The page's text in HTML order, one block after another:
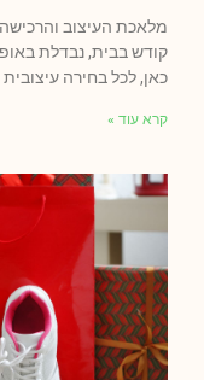
מלאכת העיצוב
קודש בבית, נבדלת
כאן, לכל בחירה עיצובית
קרא עוד »